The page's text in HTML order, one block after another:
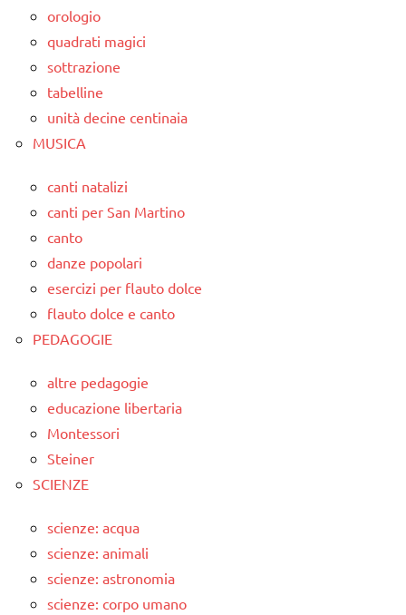
orologio
quadrati magici
sottrazione
tabelline
unità decine centinaia
MUSICA
canti natalizi
canti per San Martino
canto
danze popolari
esercizi per flauto dolce
flauto dolce e canto
PEDAGOGIE
altre pedagogie
educazione libertaria
Montessori
Steiner
SCIENZE
scienze: acqua
scienze: animali
scienze: astronomia
scienze: corpo umano